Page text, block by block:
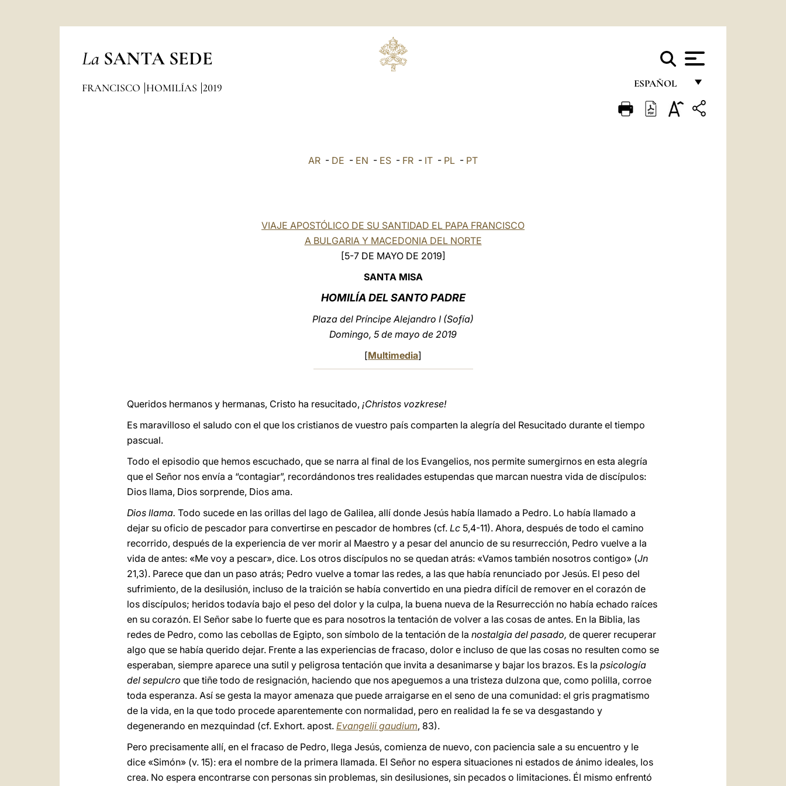
La SANTA SEDE
ESPAÑOL
FRANÇAIS
FRANCISCO HOMILÍAS 2019
AR - DE - EN - ES - FR - IT - PL - PT
VIAJE APOSTÓLICO DE SU SANTIDAD EL PAPA FRANCISCO
A BULGARIA Y MACEDONIA DEL NORTE
[5-7 DE MAYO DE 2019]
SANTA MISA
HOMILÍA DEL SANTO PADRE
Plaza del Príncipe Alejandro I (Sofía)
Domingo, 5 de mayo de 2019
[Multimedia]
Queridos hermanos y hermanas, Cristo ha resucitado, ¡Christos vozkrese!
Es maravilloso el saludo con el que los cristianos de vuestro país comparten la alegría del Resucitado durante el tiempo
pascual.
Todo el episodio que hemos escuchado, que se narra al final de los Evangelios, nos permite sumergirnos en esta alegría
que el Señor nos envía a “contagiar”, recordándonos tres realidades estupendas que marcan nuestra vida de discípulos:
Dios llama, Dios sorprende, Dios ama.
Dios llama. Todo sucede en las orillas del lago de Galilea, allí donde Jesús había llamado a Pedro. Lo había llamado a
dejar su oficio de pescador para convertirse en pescador de hombres (cf. Lc 5,4-11). Ahora, después de todo el camino
recorrido, después de la experiencia de ver morir al Maestro y a pesar del anuncio de su resurrección, Pedro vuelve a la
vida de antes: «Me voy a pescar», dice. Los otros discípulos no se quedan atrás: «Vamos también nosotros contigo» (Jn
21,3). Parece que dan un paso atrás; Pedro vuelve a tomar las redes, a las que había renunciado por Jesús. El peso del
sufrimiento, de la desilusión, incluso de la traición se había convertido en una piedra difícil de remover en el corazón de
los discípulos; heridos todavía bajo el peso del dolor y la culpa, la buena nueva de la Resurrección no había echado raíces
en su corazón. El Señor sabe lo fuerte que es para nosotros la tentación de volver a las cosas de antes. En la Biblia, las
redes de Pedro, como las cebollas de Egipto, son símbolo de la tentación de la nostalgia del pasado, de querer recuperar
algo que se había querido dejar. Frente a las experiencias de fracaso, dolor e incluso de que las cosas no resulten como se
esperaban, siempre aparece una sutil y peligrosa tentación que invita a desanimarse y bajar los brazos. Es la psicología
del sepulcro que tiñe todo de resignación, haciendo que nos apeguemos a una tristeza dulzona que, como polilla, corroe
toda esperanza. Así se gesta la mayor amenaza que puede arraigarse en el seno de una comunidad: el gris pragmatismo
de la vida, en la que todo procede aparentemente con normalidad, pero en realidad la fe se va desgastando y
degenerando en mezquindad (cf. Exhort. apost. Evangelii gaudium, 83).
Pero precisamente allí, en el fracaso de Pedro, llega Jesús, comienza de nuevo, con paciencia sale a su encuentro y le
dice «Simón» (v. 15): era el nombre de la primera llamada. El Señor no espera situaciones ni estados de ánimo ideales, los
crea. No espera encontrarse con personas sin problemas, sin desilusiones, sin pecados o limitaciones. Él mismo enfrentó